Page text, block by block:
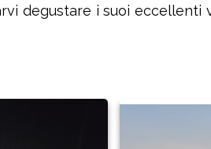
degustare i suoi